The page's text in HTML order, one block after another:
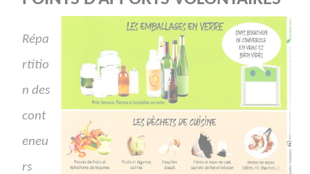
Répa
rtitio
n des
cont
eneu
rs